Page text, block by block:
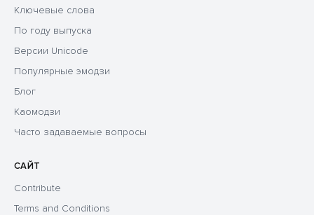
Ключевые слова
По году выпуска
Версии Unicode
Популярные эмодзи
Блог
Каомодзи
Часто задаваемые вопросы
САЙТ
Contribute
Terms and Conditions